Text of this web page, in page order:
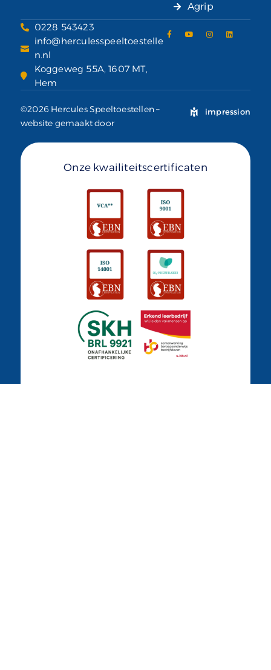
Agrip
0228 543423
info@herculesspeeltoestelle
n.nl
Koggeweg 55A, 1607 MT,
Hem
©2026 Hercules Speeltoestellen –
website gemaakt door
impression
Onze kwailiteitscertificaten